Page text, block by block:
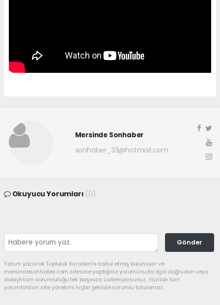
Mersinde Sonhaber
sonhaber_33@hotmail.com
Okuyucu Yorumları (0)
Gönder
Yorum yazarak Topluluk Kuralları’nı kabul etmiş bulunuyor ve
mersindesonhaber.com sitesine yaptığınız yorumunuzla ilgili doğrudan veya
dolaylı tüm sorumluluğu tek başınıza üstleniyorsunuz. Yazılan tüm
yorumlardan site yönetimi hiçbir şekilde sorumlu tutulamaz.